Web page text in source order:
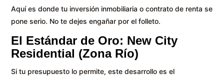
Aquí es donde tu inversión inmobiliaria o contrato de renta se
pone serio. No te dejes engañar por el folleto.
El Estándar de Oro: New City
Residential (Zona Río)
Si tu presupuesto lo permite, este desarrollo es el